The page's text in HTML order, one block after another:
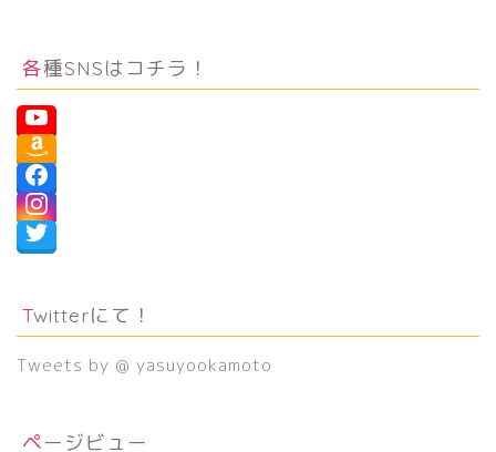
各種SNSはコチラ！
Twitterにて！
Tweets by @ yasuyookamoto
ページビュー